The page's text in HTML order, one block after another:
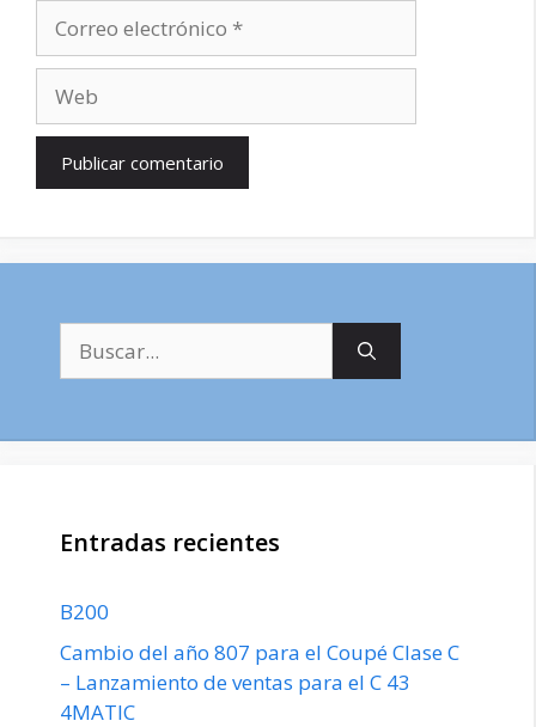
electrónico
Entradas recientes
B200
Cambio del año 807 para el Coupé Clase C
– Lanzamiento de ventas para el C 43
4MATIC